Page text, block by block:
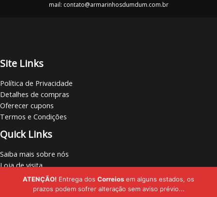
mail: contato@armarinhosdumdum.com.br
Site Links
Política de Privacidade
Detalhes de compras
Oferecer cupons
Termos e Condições
Quick Links
Saiba mais sobre nós
Loja de visita
Vamos nos conectar
Localize lojas
ATENÇÃO! Entrega dos Correios em alguns estados, os
prazos podem sofrer alteração sem aviso prévio...